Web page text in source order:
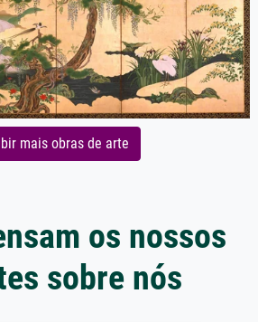
mais obras de arte
os nossos
sobre nós